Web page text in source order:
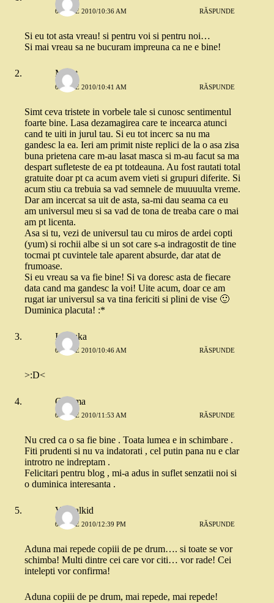
6 IUNIE 2010/10:36 AM RĂSPUNDE
Si eu tot asta vreau! si pentru voi si pentru noi…
Si mai vreau sa ne bucuram impreuna ca ne e bine!
Merat
6 IUNIE 2010/10:41 AM RĂSPUNDE
Simt ceva tristete in vorbele tale si cunosc sentimentul
foarte bine. Lasa dezamagirea care te incearca atunci
cand te uiti in jurul tau. Si eu tot incerc sa nu ma
gandesc la ea. Ieri am primit niste replici de la o asa zisa
buna prietena care m-au lasat masca si m-au facut sa ma
despart sufleteste de ea pt totdeauna. Au fost rautati total
gratuite doar pt ca acum avem vieti si grupuri diferite. Si
acum stiu ca trebuia sa vad semnele de muuuulta vreme.
Dar am incercat sa uit de asta, sa-mi dau seama ca eu
am universul meu si sa vad de tona de treaba care o mai
am pt licenta.
Asa si tu, vezi de universul tau cu miros de ardei copti
(yum) si rochii albe si un sot care s-a indragostit de tine
tocmai pt cuvintele tale aparent absurde, dar atat de
frumoase.
Si eu vreau sa va fie bine! Si va doresc asta de fiecare
data cand ma gandesc la voi! Uite acum, doar ce am
rugat iar universul sa va tina fericiti si plini de vise 🙂
Duminica placuta! :*
Ionouka
6 IUNIE 2010/10:46 AM RĂSPUNDE
>:D<
Gamma
6 IUNIE 2010/11:53 AM RĂSPUNDE
Nu cred ca o sa fie bine . Toata lumea e in schimbare .
Fiti prudenti si nu va indatorati , cel putin pana nu e clar
introtro ne indreptam .
Felicitari pentru blog , mi-a adus in suflet senzatii noi si
o duminica interesanta .
Virtualkid
6 IUNIE 2010/12:39 PM RĂSPUNDE
Aduna mai repede copiii de pe drum…. si toate se vor
schimba! Multi dintre cei care vor citi… vor rade! Cei
intelepti vor confirma!
Aduna copiii de pe drum, mai repede, mai repede!